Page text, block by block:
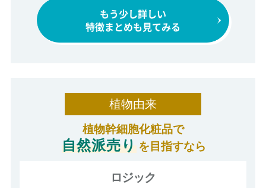
もう少し詳しい
特徴まとめも見てみる
植物由来
植物幹細胞化粧品で
自然派売り を目指すなら
ロジック